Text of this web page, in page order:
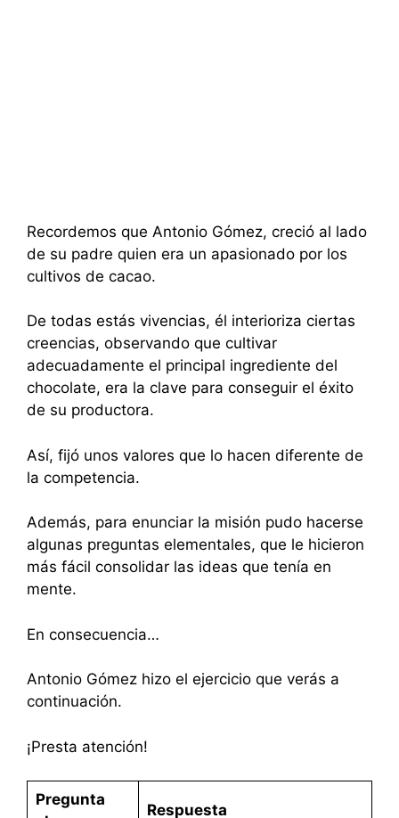
Recordemos que Antonio Gómez, creció al lado
de su padre quien era un apasionado por los
cultivos de cacao.
De todas estás vivencias, él interioriza ciertas
creencias, observando que cultivar
adecuadamente el principal ingrediente del
chocolate, era la clave para conseguir el éxito
de su productora.
Así, fijó unos valores que lo hacen diferente de
la competencia.
Además, para enunciar la misión pudo hacerse
algunas preguntas elementales, que le hicieron
más fácil consolidar las ideas que tenía en
mente.
En consecuencia…
Antonio Gómez hizo el ejercicio que verás a
continuación.
¡Presta atención!
Pregunta
Respuesta